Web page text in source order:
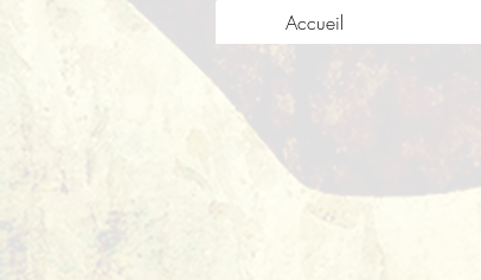
Accueil